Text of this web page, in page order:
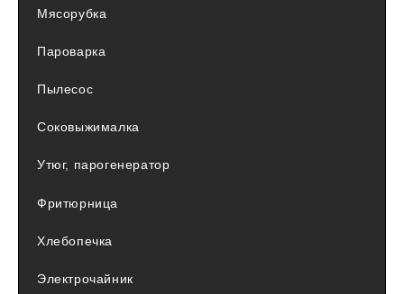
Мясорубка
Пароварка
Пылесос
Соковыжималка
Утюг, парогенератор
Фритюрница
Хлебопечка
Электрочайник